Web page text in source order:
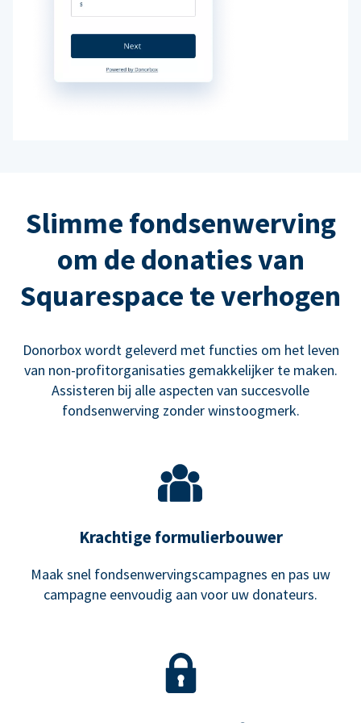
Slimme fondsenwerving
om de donaties van
Squarespace te verhogen
Donorbox wordt geleverd met functies om het leven
van non-profitorganisaties gemakkelijker te maken.
Assisteren bij alle aspecten van succesvolle
fondsenwerving zonder winstoogmerk.
Krachtige formulierbouwer
Maak snel fondsenwervingscampagnes en pas uw
campagne eenvoudig aan voor uw donateurs.